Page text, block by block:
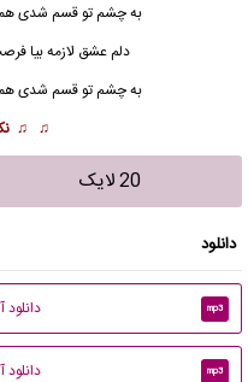
به چشم تو قسم شدی
دلم عشق لازمه بیا
به چشم تو قسم شدی
♫ ♫
20 لایک
دانلود
mp3 دانلود
mp3 دانلود